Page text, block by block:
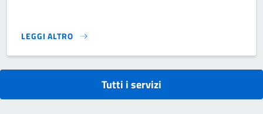
LEGGI ALTRO
PAGAMENTI}
Tutti i servizi